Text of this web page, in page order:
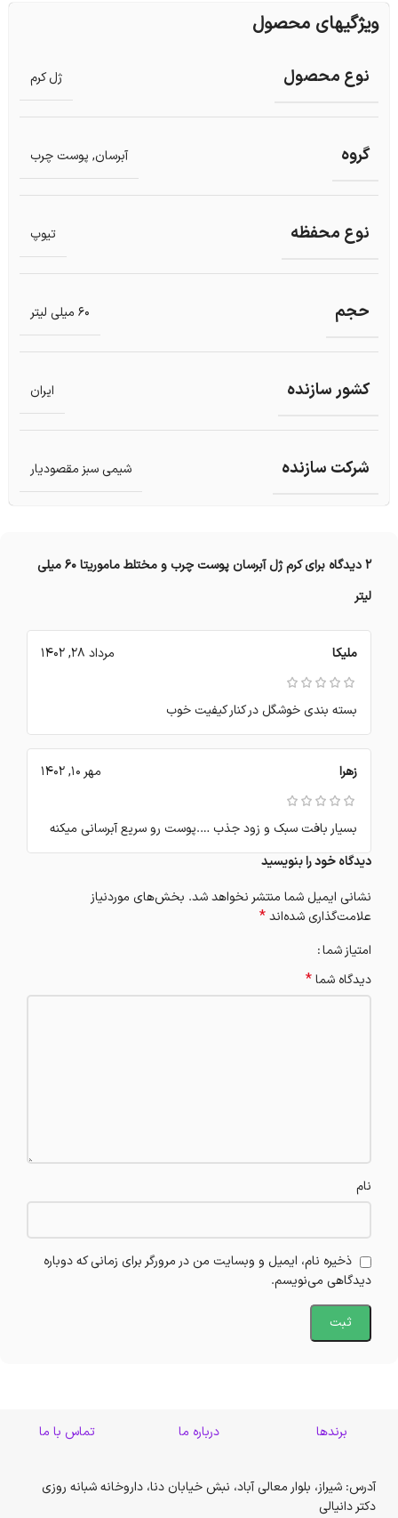
ویژگیهای محصول
نوع محصول ژل کرم
گروه آبرسان, پوست چرب
نوع محفظه تیوپ
حجم 60 میلی لیتر
کشور سازنده ایران
شرکت سازنده شیمی سبز مقصودیار
2 دیدگاه برای
کرم ژل آبرسان پوست چرب و مختلط ماموریتا 60 میلی
لیتر
ملیکا مرداد 28, 1402
بسته بندی خوشگل در کنار کیفیت خوب
زهرا مهر 10, 1402
بسیار بافت سبک و زود جذب ….پوست رو سریع آبرسانی میکنه
دیدگاه خود را بنویسید
نشانی ایمیل شما منتشر نخواهد شد. بخش‌های موردنیاز
علامت‌گذاری شده‌اند*
امتیاز شما
دیدگاه شما*
نام
ذخیره نام، ایمیل و وبسایت من در مرورگر برای زمانی که دوباره
دیدگاهی می‌نویسم.
برندها درباره ما تماس با ما
آدرس: شیراز، بلوار معالی آباد، نبش خیابان دنا، داروخانه شبانه روزی
دکتر دانیالی